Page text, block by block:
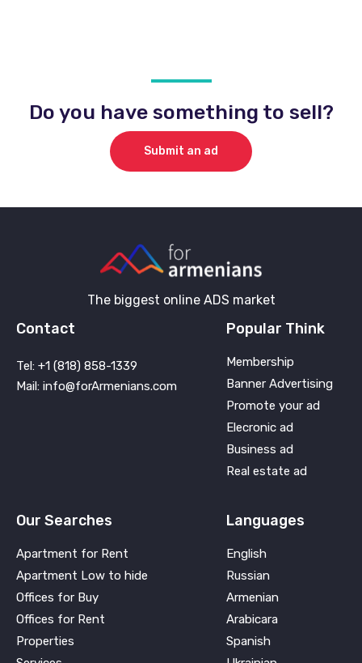
Do you have something to sell?
Submit an ad
The biggest online ADS market
Contact
Tel: +1 (818) 858-1339
Mail: info@forArmenians.com
Popular Think
Membership
Banner Advertising
Promote your ad
Elecronic ad
Business ad
Real estate ad
Our Searches
Apartment for Rent
Apartment Low to hide
Offices for Buy
Offices for Rent
Properties
Languages
English
Russian
Armenian
Arabicara
Spanish